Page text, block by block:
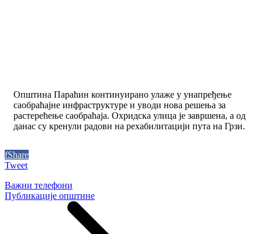
Општина Параћин континуирано улаже у унапређење
саобраћајне инфраструктуре и уводи нова решења за
растерећење саобраћаја. Охридска улица је завршена, а од
данас су кренули радови на рехабилитацији пута на Грзи.
fShare
Tweet
Важни телефони
Публикације општине